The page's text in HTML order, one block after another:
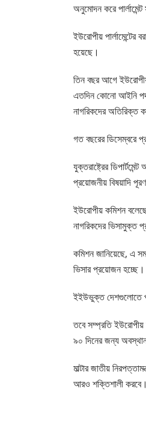
অনুমোদন করে
ইউরোপীয়
হয়েছে।
তিন বছর আগে
এতদিন কোনো আইনি
নাগরিকদের
গত বছরের ডিসেম্বরে
যুক্তরাষ্ট্রের
প্রয়োজনীয় বিষয়াদি
ইউরোপীয় কমিশন
নাগরিকদের ভিসামুক্ত
কমিশন জানিয়েছে, এ
ভিসার প্রয়োজন হচ্ছে।
ইইউভুক্ত দেশগুলোতে
তবে সম্প্রতি ইউরোপীয়
৯০ দিনের জন্য
মাল্টার জাতীয়
আরও শক্তিশালী করবে।